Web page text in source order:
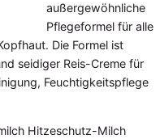
außergewöhnliche
Pflegeformel für alle
Die Formel ist
seidiger Reis-Creme für
Feuchtigkeitspflege
Hitzeschutz-Milch